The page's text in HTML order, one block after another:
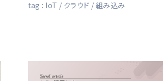
tag : IoT クラウド 組み込み